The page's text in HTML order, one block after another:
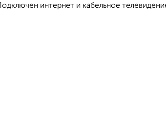
интернет и кабельное